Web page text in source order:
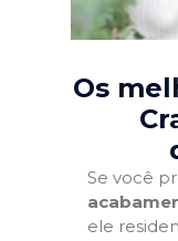
Os
Se você
ele